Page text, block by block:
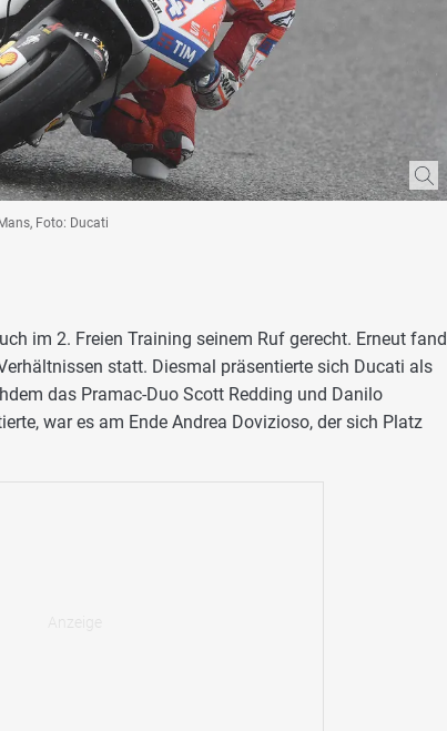
Foto: Ducati
im 2. Freien Training seinem Ruf gerecht. Erneut fand
statt. Diesmal präsentierte sich Ducati als
das Pramac-Duo Scott Redding und Danilo
war es am Ende Andrea Dovizioso, der sich Platz